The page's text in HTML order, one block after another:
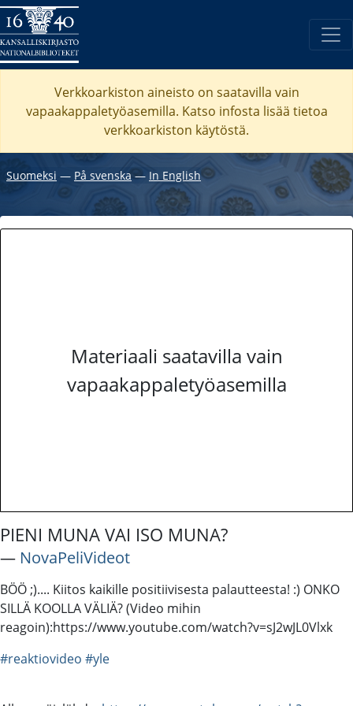
Verkkoarkiston aineisto on saatavilla vain
vapaakappaletyöasemilla. Katso infosta lisää tietoa
verkkoarkiston käytöstä.
Suomeksi ― På svenska ― In English
Materiaali saatavilla vain
vapaakappaletyöasemilla
PIENI MUNA VAI ISO MUNA?
― NovaPeliVideot
BÖÖ ;).... Kiitos kaikille positiivisesta palautteesta! :) ONKO
SILLÄ KOOLLA VÄLIÄ? (Video mihin
reagoin):https://www.youtube.com/watch?v=sJ2wJL0Vlxk
#reaktiovideo #yle